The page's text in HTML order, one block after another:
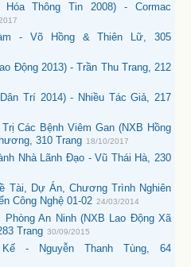
Thông Tin 2008) - Cormac
- Võ Hồng & Thiên Lữ, 305
Động 2013) - Trần Thu Trang, 212
Trí 2014) - Nhiều Tác Giả, 217
Các Bệnh Viêm Gan (NXB Hồng
310 Trang 18/10/2017
Nhà Lãnh Đạo - Vũ Thái Hà, 230
Tài, Dự Án, Chương Trình Nghiên
Công Nghệ 01-02 24/03/2014
Phòng An Ninh (NXB Lao Động Xã
Trang 30/09/2015
- Nguyễn Thanh Tùng, 64